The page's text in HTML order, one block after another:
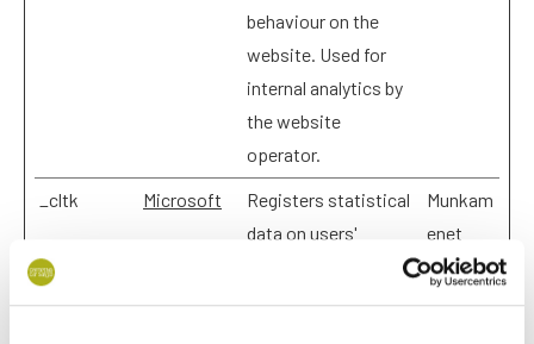
behaviour on the
website. Used for
internal analytics by
the website
operator.
_cltk Microsoft
Registers statistical
data on users'
website. Used for
Munkam
enet